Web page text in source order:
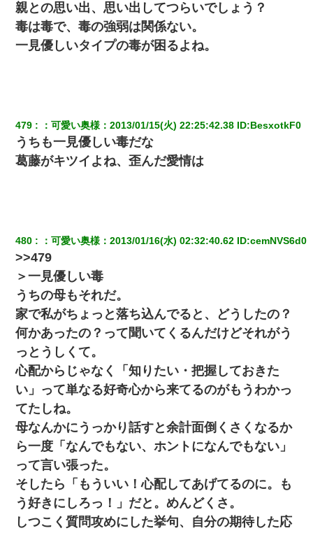
親との思い出、思い出してつらいでしょう？
毒は毒で、毒の強弱は関係ない。
一見優しいタイプの毒が困るよね。
479 ：可愛い奥様 ：2013/01/15(火) 22:25:42.38 ID:BesxotkF0
うちも一見優しい毒だな
葛藤がキツイよね、歪んだ愛情は
480 ：可愛い奥様 ：2013/01/16(水) 02:32:40.62 ID:cemNVS6d0
>>479
＞一見優しい毒
うちの母もそれだ。
家で私がちょっと落ち込んでると、どうしたの？
何かあったの？って聞いてくるんだけどそれがう
っとうしくて。
心配からじゃなく「知りたい・把握しておきた
い」って単なる好奇心から来てるのがもうわかっ
てたしね。
母なんかにうっかり話すと余計面倒くさくなるか
ら一度「なんでもない、ホントになんでもない」
って言い張った。
そしたら「もういい！心配してあげてるのに。も
う好きにしろっ！」だと。めんどくさ。
しつこく質問攻めにした挙句、自分の期待した応